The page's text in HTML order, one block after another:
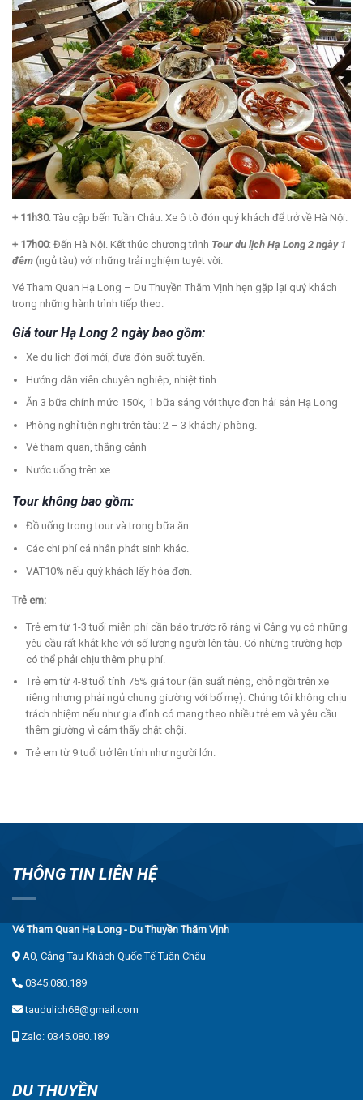
+ 11h30: Tàu cập bến Tuần Châu. Xe ô tô đón quý khách để trở về Hà Nội.
+ 17h00: Đến Hà Nội. Kết thúc chương trình Tour du lịch Hạ Long 2 ngày 1
đêm (ngủ tàu) với những trải nghiệm tuyệt vời.
Vé Tham Quan Hạ Long – Du Thuyền Thăm Vịnh hẹn gặp lại quý khách
trong những hành trình tiếp theo.
Giá tour Hạ Long 2 ngày bao gồm:
Xe du lịch đời mới, đưa đón suốt tuyến.
Hướng dẫn viên chuyên nghiệp, nhiệt tình.
Ăn 3 bữa chính mức 150k, 1 bữa sáng với thực đơn hải sản Hạ Long
Phòng nghỉ tiện nghi trên tàu: 2 – 3 khách/ phòng.
Vé tham quan, thắng cảnh
Nước uống trên xe
Tour không bao gồm:
Đồ uống trong tour và trong bữa ăn.
Các chi phí cá nhân phát sinh khác.
VAT10% nếu quý khách lấy hóa đơn.
Trẻ em:
Trẻ em từ 1-3 tuổi miễn phí cần báo trước rõ ràng vì Cảng vụ có những
yêu cầu rất khắt khe với số lượng người lên tàu. Có những trường hợp
có thể phải chịu thêm phụ phí.
Trẻ em từ 4-8 tuổi tính 75% giá tour (ăn suất riêng, chỗ ngồi trên xe
riêng nhưng phải ngủ chung giường với bố mẹ). Chúng tôi không chịu
trách nhiệm nếu như gia đình có mang theo nhiều trẻ em và yêu cầu
thêm giường vì cảm thấy chật chội.
Trẻ em từ 9 tuổi trở lên tính như người lớn.
THÔNG TIN LIÊN HỆ
Vé Tham Quan Hạ Long - Du Thuyền Thăm Vịnh
A0, Cảng Tàu Khách Quốc Tế Tuần Châu
0345.080.189
taudulich68@gmail.com
Zalo: 0345.080.189
DU THUYỀN